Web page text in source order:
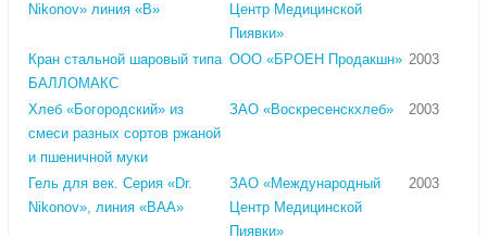
Nikonov» линия «В»
Центр Медицинской
Пиявки»
Кран стальной шаровый типа
БАЛЛОМАКС
ООО «БРОЕН Продакшн» 2003
Хлеб «Богородский» из
смеси разных сортов ржаной
и пшеничной муки
ЗАО «Воскресенскхлеб» 2003
Гель для век. Серия «Dr.
Nikonov», линия «ВАА»
ЗАО «Международный
Центр Медицинской
Пиявки»
2003